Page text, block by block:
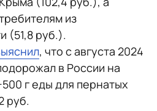
из
(51,8 руб.).
, что с августа 2024
в России на
г еды для пернатых
руб.